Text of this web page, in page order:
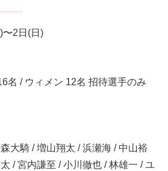
〜2日(日)
名 / ウィメン 12名 招待選手のみ
大騎 / 増山翔太 / 浜瀬海 / 中山裕
/ 宮内謙至 / 小川徹也 / 林雄一 / ユ